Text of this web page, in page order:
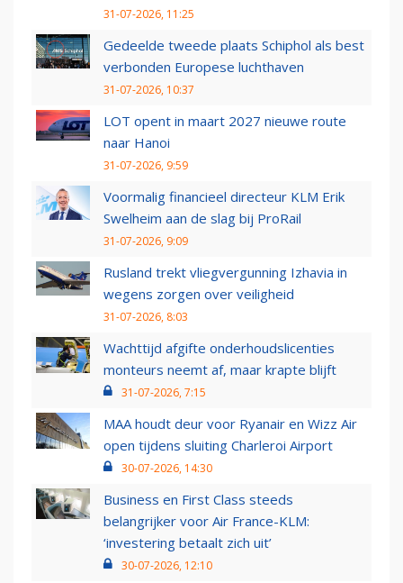
31-07-2026, 11:25
Gedeelde tweede plaats Schiphol als best
verbonden Europese luchthaven
31-07-2026, 10:37
LOT opent in maart 2027 nieuwe route
naar Hanoi
31-07-2026, 9:59
Voormalig financieel directeur KLM Erik
Swelheim aan de slag bij ProRail
31-07-2026, 9:09
Rusland trekt vliegvergunning Izhavia in
wegens zorgen over veiligheid
31-07-2026, 8:03
Wachttijd afgifte onderhoudslicenties
monteurs neemt af, maar krapte blijft
31-07-2026, 7:15
MAA houdt deur voor Ryanair en Wizz Air
open tijdens sluiting Charleroi Airport
30-07-2026, 14:30
Business en First Class steeds
belangrijker voor Air France-KLM:
‘investering betaalt zich uit’
30-07-2026, 12:10